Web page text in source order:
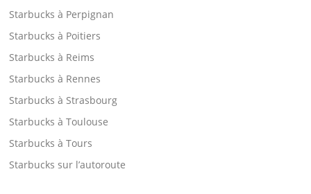
Starbucks à Perpignan
Starbucks à Poitiers
Starbucks à Reims
Starbucks à Rennes
Starbucks à Strasbourg
Starbucks à Toulouse
Starbucks à Tours
Starbucks sur l’autoroute